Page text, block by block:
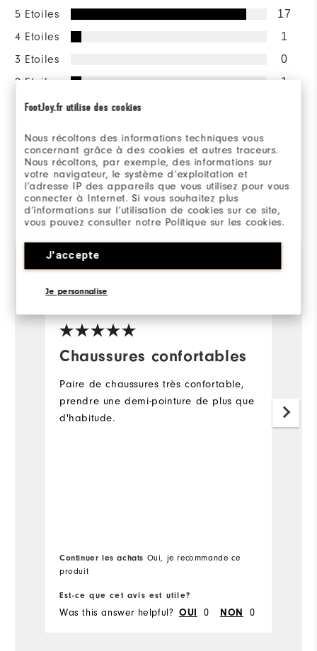
FootJoy.fr utilise des cookies
Nous récoltons des informations techniques vous
concernant grâce à des cookies et autres traceurs.
Nous récoltons, par exemple, des informations sur
votre navigateur, le système d’exploitation et
l’adresse IP des appareils que vous utilisez pour vous
connecter à Internet. Si vous souhaitez plus
d’informations sur l’utilisation de cookies sur ce site,
vous pouvez consulter notre Politique sur les cookies.
J'accepte
Je personnalise
5 Etoiles 17
4 Etoiles 1
3 Etoiles 0
2 Etoiles 1
1 Etoile
100%
des répondants
recommanderaient à un ami
Commenté par 19 clients
View All
Chaussures confortables
Catherine
Paire de chaussures très confortable,
prendre une demi-pointure de plus que
d'habitude.
Continuer les achats Oui, je recommande ce
produit
Est-ce que cet avis est utile?
Was this answer helpful? OUI 0 NON 0